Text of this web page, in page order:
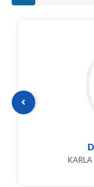
KARLA